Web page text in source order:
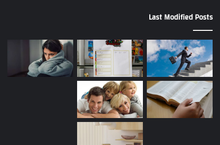
Last Modified Posts